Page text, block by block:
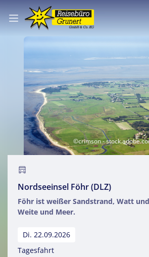
©crimson -
Nordseeinsel Föhr (DLZ)
Föhr ist weißer Sandstrand, Watt
Weite und Meer.
Di. 22.09.2026
Tagesfahrt